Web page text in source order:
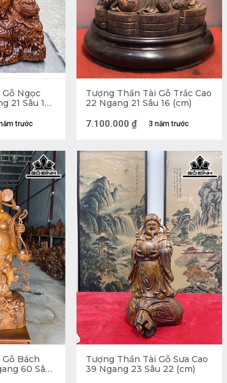
hình ảnh một người hiền từ và phúc hậu
Ngọc
21 Sâu 14
trước
Tượng Thần Tài Gỗ Trắc Cao
22 Ngang 21 Sâu 16 (cm)
3 năm trước
7.100.000 ₫
Bách
60 Sâu
Tượng Thần Tài Gỗ Sưa Cao
39 Ngang 23 Sâu 22 (cm)